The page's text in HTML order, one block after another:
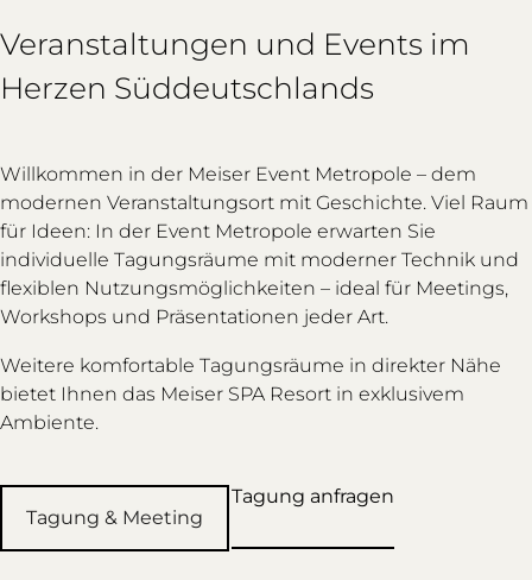
Veranstaltungen und Events im
Herzen Süddeutschlands
Willkommen in der Meiser Event Metropole – dem
modernen Veranstaltungsort mit Geschichte. Viel Raum
für Ideen: In der Event Metropole erwarten Sie
individuelle Tagungsräume mit moderner Technik und
flexiblen Nutzungsmöglichkeiten – ideal für Meetings,
Workshops und Präsentationen jeder Art.
Weitere komfortable Tagungsräume in direkter Nähe
bietet Ihnen das Meiser SPA Resort in exklusivem
Ambiente.
Tagung & Meeting
Tagung anfragen